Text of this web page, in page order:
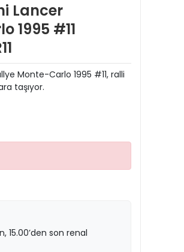
Lancer
1995 #11
Monte-Carlo 1995 #11, ralli
taşıyor.
15.00’den son renal